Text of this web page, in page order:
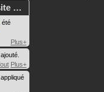
…
été
Plus+
Plus+